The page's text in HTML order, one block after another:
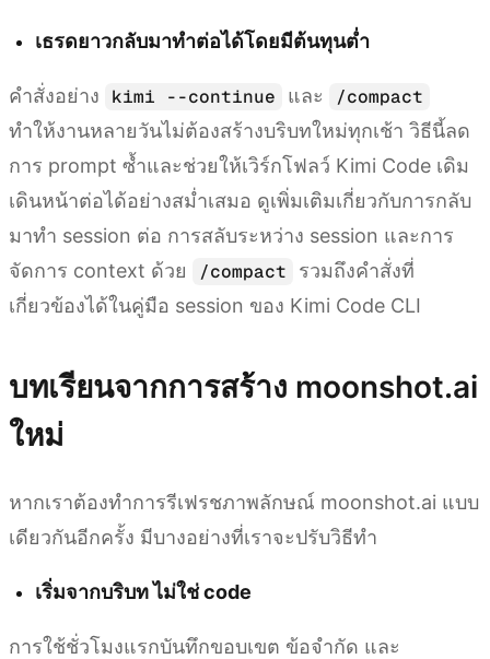
เธรดยาวกลับมาทำต่อได้โดยมีต้นทุนต่ำ
คำสั่งอย่าง kimi --continue และ
/compact
ทำให้งานหลายวันไม่ต้องสร้างบริบทใหม่ทุกเช้า วิธีนี้ลด
การ prompt ซ้ำและช่วยให้เวิร์กโฟลว์ Kimi Code เดิม
เดินหน้าต่อได้อย่างสม่ำเสมอ ดูเพิ่มเติมเกี่ยวกับการกลับ
มาทำ session ต่อ การสลับระหว่าง session และการ
จัดการ context ด้วย
/compact
รวมถึงคำสั่งที่
เกี่ยวข้องได้ในคู่มือ session ของ Kimi Code CLI
บทเรียนจากการสร้าง moonshot.ai
ใหม่
หากเราต้องทำการรีเฟรชภาพลักษณ์ moonshot.ai แบบ
เดียวกันอีกครั้ง มีบางอย่างที่เราจะปรับวิธีทำ
เริ่มจากบริบท ไม่ใช่ code
การใช้ชั่วโมงแรกบันทึกขอบเขต ข้อจำกัด และ